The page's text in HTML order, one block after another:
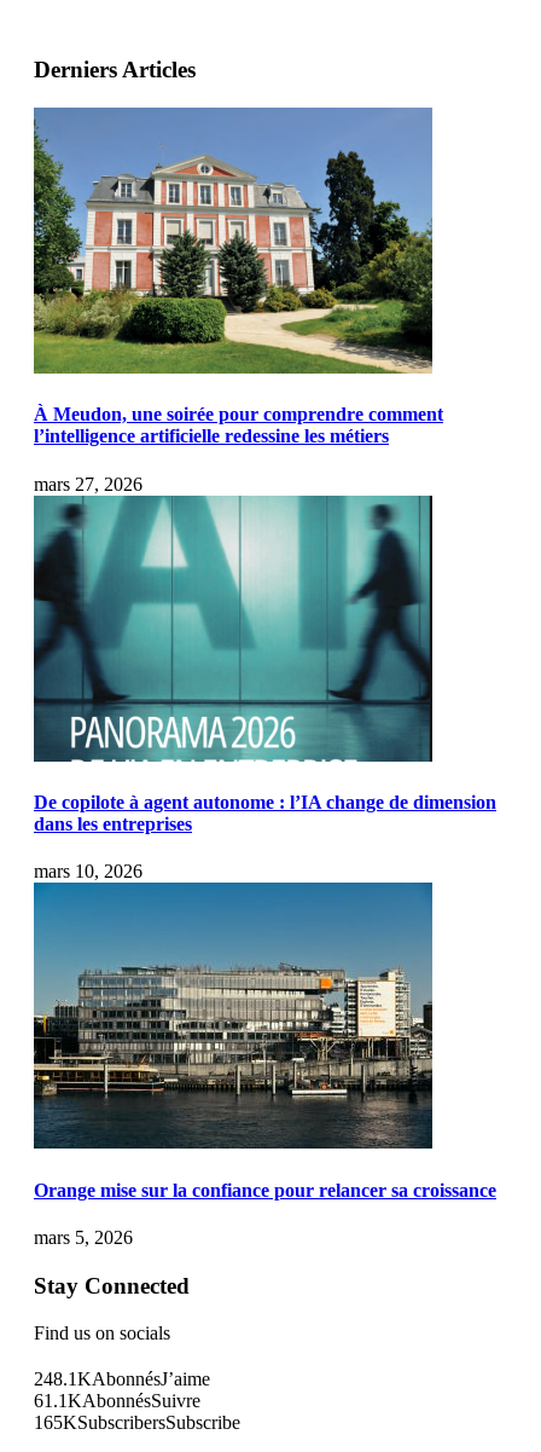
Derniers Articles
À Meudon, une soirée pour comprendre comment
l’intelligence artificielle redessine les métiers
mars 27, 2026
De copilote à agent autonome : l’IA change de dimension
dans les entreprises
mars 10, 2026
Orange mise sur la confiance pour relancer sa croissance
mars 5, 2026
Stay Connected
Find us on socials
248.1KAbonnésJ’aime
61.1KAbonnésSuivre
165KSubscribersSubscribe